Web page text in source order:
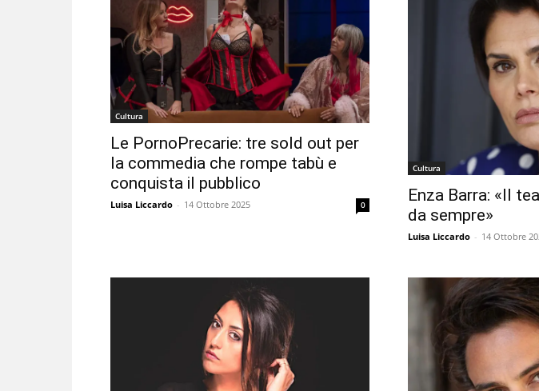
Cultura
Le PornoPrecarie: tre sold out per
la commedia che rompe tabù e
conquista il pubblico
Luisa Liccardo - 14 Ottobre 2025 0
Cultura
Enza Barra: «Il
da sempre»
Luisa Liccardo - 14 Ottobre